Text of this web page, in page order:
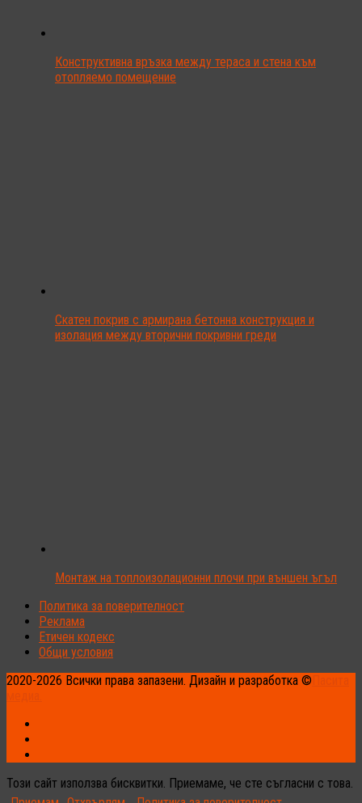
Конструктивна връзка между тераса и стена към
отопляемо помещение
Скатен покрив с армирана бетонна конструкция и
изолация между вторични покривни греди
Монтаж на топлоизолационни плочи при външен ъгъл
Политика за поверителност
Реклама
Етичен кодекс
Общи условия
2020-2026 Всички права запазени. Дизайн и разработка ©
Този сайт използва бисквитки. Приемаме, че сте съгласни с това.